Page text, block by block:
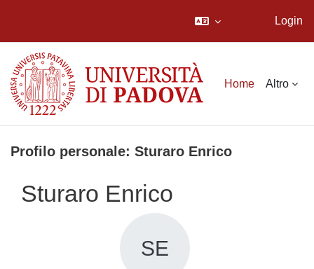
Login
Home Altro
Profilo personale: Sturaro Enrico
Sturaro Enrico
SE